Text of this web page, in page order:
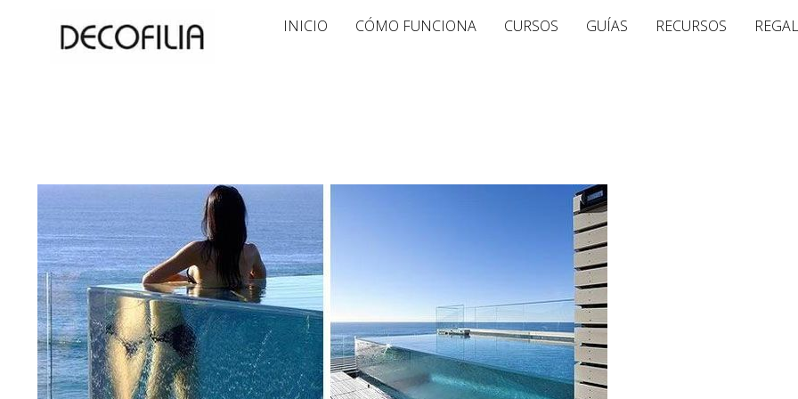
INICIO CÓMO FUNCIONA CURSOS GUÍAS RECURSOS